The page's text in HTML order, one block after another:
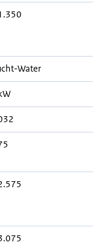
Water